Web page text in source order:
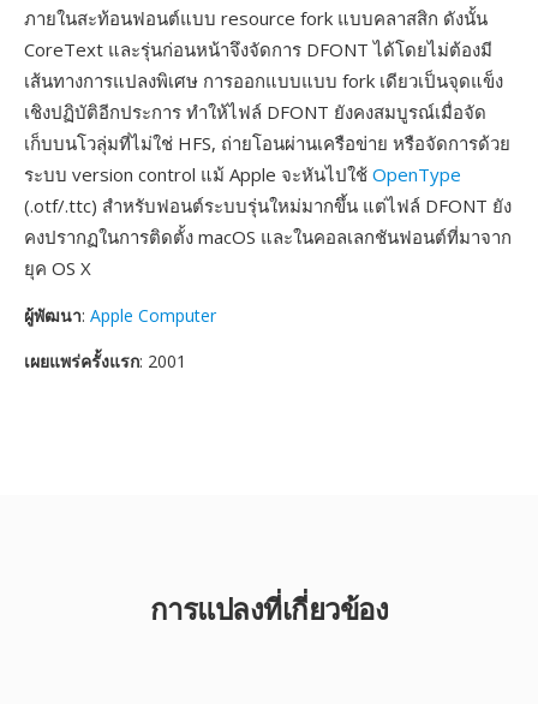
ภายในสะท้อนฟอนต์แบบ resource fork แบบคลาสสิก ดังนั้น
CoreText และรุ่นก่อนหน้าจึงจัดการ DFONT ได้โดยไม่ต้องมี
เส้นทางการแปลงพิเศษ การออกแบบแบบ fork เดียวเป็นจุดแข็ง
เชิงปฏิบัติอีกประการ ทำให้ไฟล์ DFONT ยังคงสมบูรณ์เมื่อจัด
เก็บบนโวลุ่มที่ไม่ใช่ HFS, ถ่ายโอนผ่านเครือข่าย หรือจัดการด้วย
ระบบ version control แม้ Apple จะหันไปใช้ OpenType
(.otf/.ttc) สำหรับฟอนต์ระบบรุ่นใหม่มากขึ้น แต่ไฟล์ DFONT ยัง
คงปรากฏในการติดตั้ง macOS และในคอลเลกชันฟอนต์ที่มาจาก
ยุค OS X
ผู้พัฒนา: Apple Computer
เผยแพร่ครั้งแรก: 2001
การแปลงที่เกี่ยวข้อง